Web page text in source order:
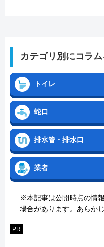
カテゴリ別にコラ
トイレ
蛇口
排水管・排水口
業者
※本記事は公開時点の情
場合があります。あらか
PR